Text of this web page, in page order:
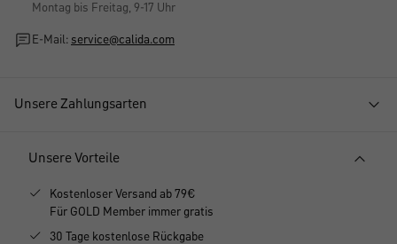
Montag bis Freitag, 9-17 Uhr
E-Mail: service@calida.com
Unsere Zahlungsarten
Unsere Vorteile
Kostenloser Versand ab 79€
Für GOLD Member immer gratis
30 Tage kostenlose Rückgabe